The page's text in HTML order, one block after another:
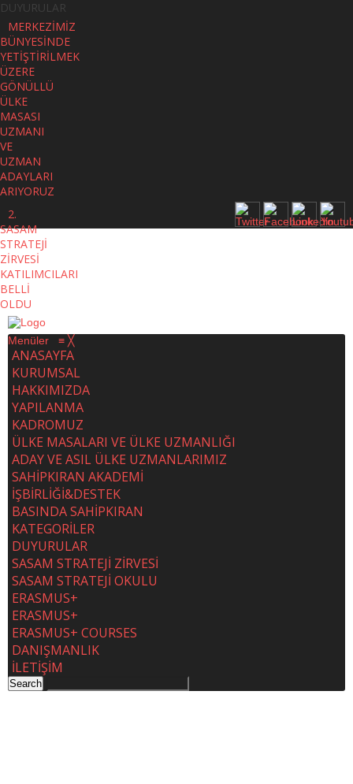
DUYURULAR
MERKEZİMİZ
BÜNYESİNDE
YETİŞTİRİLMEK
ÜZERE
GÖNÜLLÜ
ÜLKE
MASASI
UZMANI
VE
UZMAN
ADAYLARI
ARIYORUZ
2.
SASAM
STRATEJİ
ZİRVESİ
KATILIMCILARI
BELLİ
OLDU
Menüler ≡ ╳
ANASAYFA
KURUMSAL
HAKKIMIZDA
YAPILANMA
KADROMUZ
ÜLKE MASALARI VE ÜLKE UZMANLIĞI
ADAY VE ASIL ÜLKE UZMANLARIMIZ
SAHİPKIRAN AKADEMİ
İŞBİRLİĞİ&DESTEK
BASINDA SAHİPKIRAN
KATEGORİLER
DUYURULAR
SASAM STRATEJİ ZİRVESİ
SASAM STRATEJİ OKULU
ERASMUS+
ERASMUS+
ERASMUS+ COURSES
DANIŞMANLIK
İLETİŞİM